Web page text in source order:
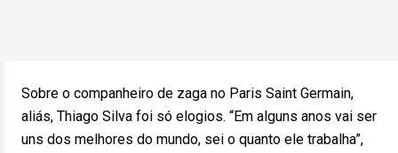
Sobre o companheiro de zaga no Paris Saint Germain,
aliás, Thiago Silva foi só elogios. “Em alguns anos vai ser
uns dos melhores do mundo, sei o quanto ele trabalha”,